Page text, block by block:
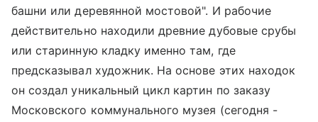
башни или деревянной мостовой". И рабочие
действительно находили древние дубовые срубы
или старинную кладку именно там, где
предсказывал художник. На основе этих находок
он создал уникальный цикл картин по заказу
Московского коммунального музея (сегодня -